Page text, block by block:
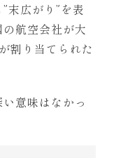
末広がり”を表
航空会社が大
割り当てられた
意味はなかっ